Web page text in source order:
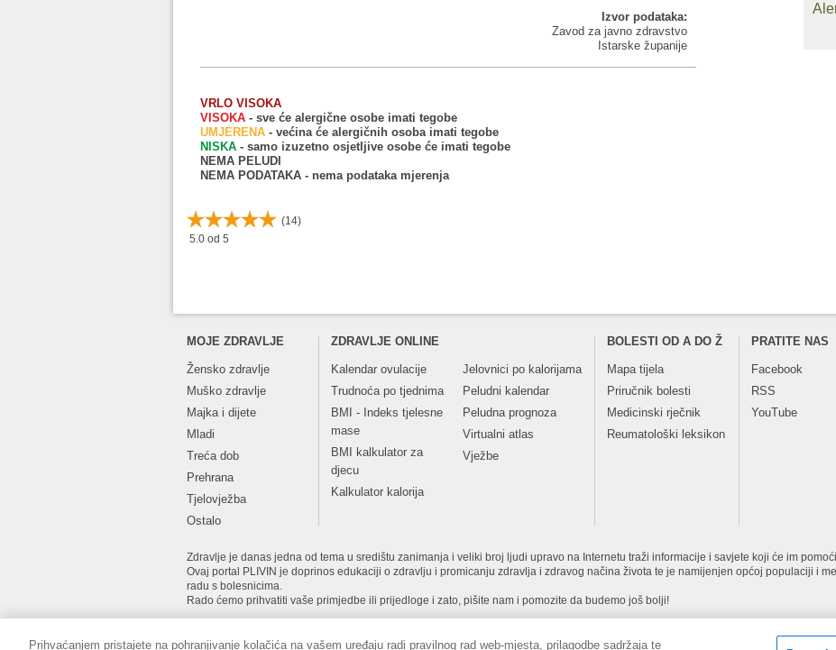
Izvor podataka:
Zavod za javno zdravstvo
Istarske županije
VRLO VISOKA
VISOKA - sve će alergične osobe imati tegobe
UMJERENA - većina će alergičnih osoba imati tegobe
NISKA - samo izuzetno osjetljive osobe će imati tegobe
NEMA PELUDI
NEMA PODATAKA - nema podataka mjerenja
(14)
5.0 od 5
MOJE ZDRAVLJE
Žensko zdravlje
Muško zdravlje
Majka i dijete
Mladi
Treća dob
Prehrana
Tjelovježba
Ostalo
ZDRAVLJE ONLINE
Kalendar ovulacije
Trudnoća po tjednima
BMI - Indeks tjelesne
mase
BMI kalkulator za
djecu
Kalkulator kalorija
Jelovnici po kalorijama
Peludni kalendar
Peludna prognoza
Virtualni atlas
Vježbe
BOLESTI OD A DO Ž
Mapa tijela
Priručnik bolesti
Medicinski rječnik
Reumatološki leksikon
PRATITE NAS
Facebook
RSS
YouTube
Zdravlje je danas jedna od tema u središtu zanimanja i veliki broj ljudi upravo na Internetu traži informacije i savjete koji će im
Ovaj portal PLIVIN je doprinos edukaciji o zdravlju i promicanju zdravlja i zdravog načina života te je namijenjen općoj populaciji i
radu s bolesnicima.
Rado ćemo prihvatiti vaše primjedbe ili prijedloge i zato, pišite nam i pomozite da budemo još bolji!
Copyright © 2001-
Prihvaćanjem pristajete na pohranjivanje kolačića na vašem uređaju radi pravilnog rad web-mjesta, prilagodbe sadržaja te